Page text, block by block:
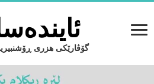
گۆڤارێکی هزری